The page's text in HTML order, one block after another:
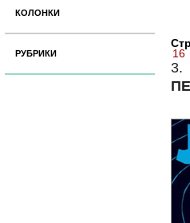
КОЛОНКИ
РУБРИКИ
16
3.